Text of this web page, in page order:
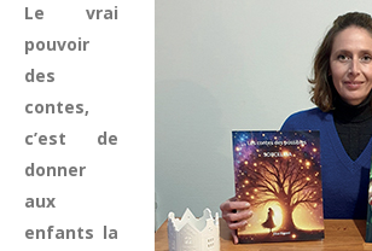
Le vrai
pouvoir
des
contes,
c’est de
donner
aux
enfants la